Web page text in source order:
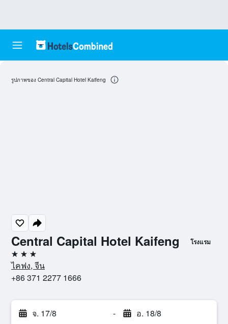
Central Capital Hotel Kaifeng โรงแรม
3 ดาว
ไคฟง, จีน
+86 371 2277 1666
จ. 17/8 - อ. 18/8
รูปภาพของ Central Capital Hotel Kaifeng